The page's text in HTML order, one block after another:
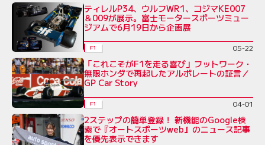
ティレルP34、ウルフWR1、コジマKE007
＆009が展示。富士モータースポーツミュー
ジアムで6月19日から企画展
F1 05-22
「これこそがF1を走る喜び」フットワーク・
無限ホンダで再起したアルボレートの証言／
GP Car Story
F1 04-01
2ステップの簡単登録！ 新機能のGoogle検
索で『オートスポーツweb』のニュース記事
を優先表示できます